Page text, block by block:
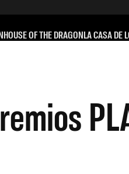
HOUSE OF THE DRAGONLA CASA DE